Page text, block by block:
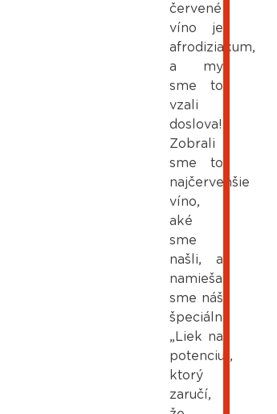
červené
víno je
afrodiziakum,
a my
sme to
vzali
doslova!
Zobrali
sme to
najčervenšie
víno,
aké
sme
našli, a
namiešali
sme náš
špeciálny
„Liek na
potenciu“,
ktorý
zaručí,